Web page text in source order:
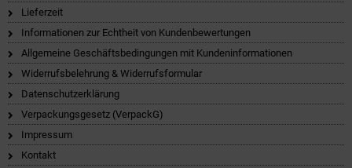
Lieferzeit
Informationen zur Echtheit von Kundenbewertungen
Allgemeine Geschäftsbedingungen mit Kundeninformationen
Widerrufsbelehrung & Widerrufsformular
Datenschutzerklärung
Verpackungsgesetz (VerpackG)
Impressum
Kontakt